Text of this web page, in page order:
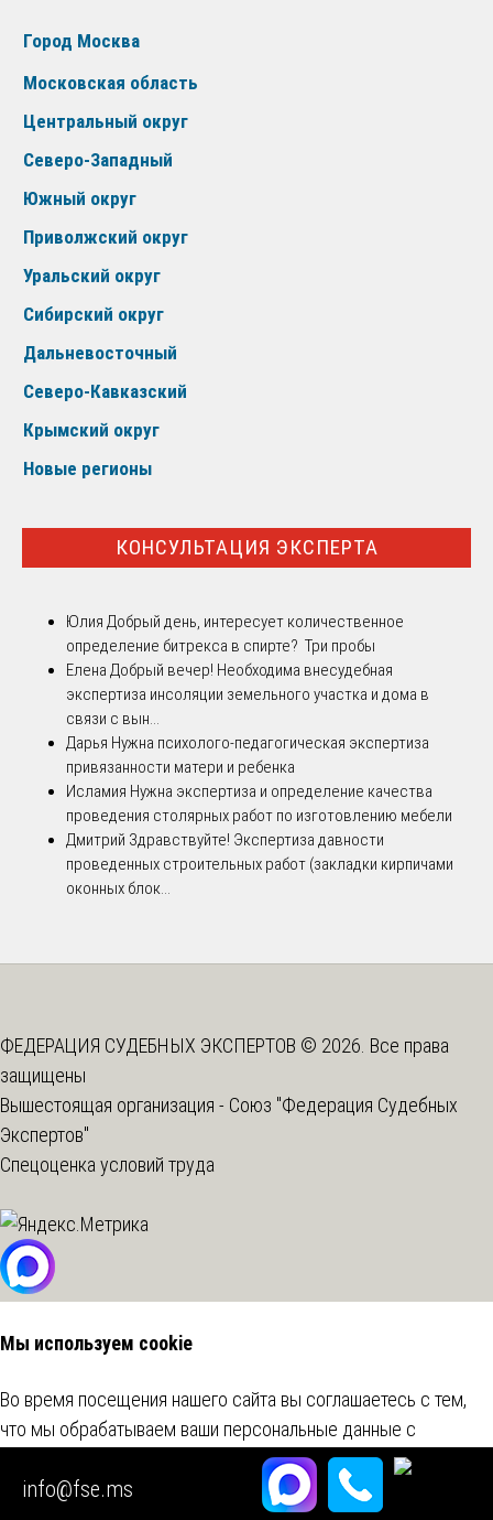
Город Москва
Московская область
Центральный округ
Северо-Западный
Южный округ
Приволжский округ
Уральский округ
Сибирский округ
Дальневосточный
Северо-Кавказский
Крымский округ
Новые регионы
КОНСУЛЬТАЦИЯ ЭКСПЕРТА
Юлия Добрый день, интересует количественное
определение битрекса в спирте? Три пробы
Елена Добрый вечер! Необходима внесудебная
экспертиза инсоляции земельного участка и дома в
связи с вын...
Дарья Нужна психолого-педагогическая экспертиза
привязанности матери и ребенка
Исламия Нужна экспертиза и определение качества
проведения столярных работ по изготовлению мебели
Дмитрий Здравствуйте! Экспертиза давности
проведенных строительных работ (закладки кирпичами
оконных блок...
ФЕДЕРАЦИЯ СУДЕБНЫХ ЭКСПЕРТОВ © 2026. Все права
защищены
Вышестоящая организация - Союз "Федерация Судебных
Экспертов"
Спецоценка условий труда
info@fse.ms
Мы используем cookie
Во время посещения нашего сайта вы соглашаетесь с тем,
что мы обрабатываем ваши персональные данные с
использованием метрических программ.Подробнее